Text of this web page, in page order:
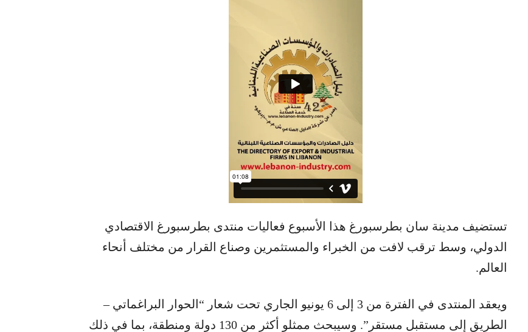
تستضيف مدينة سان بطرسبورغ هذا الأسبوع فعاليات منتدى بطرسبورغ الاقتصادي
الدولي، وسط ترقب لافت من الخبراء والمستثمرين وصناع القرار من مختلف أنحاء
العالم.
ويعقد المنتدى في الفترة من 3 إلى 6 يونيو الجاري تحت شعار “الحوار البراغماتي –
الطريق إلى مستقبل مستقر”. وسيبحث ممثلو أكثر من 130 دولة ومنطقة، بما في ذلك